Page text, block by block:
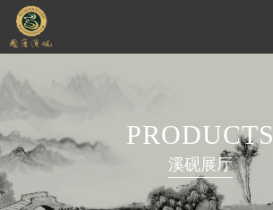
关于国藩 PRODUCTS
溪砚展厅